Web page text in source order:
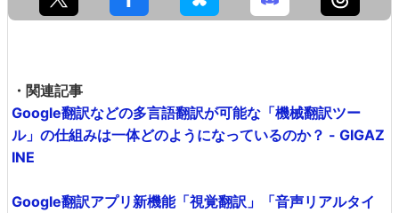
・関連記事
Google翻訳などの多言語翻訳が可能な「機械翻訳ツー
ル」の仕組みは一体どのようになっているのか？ - GIGAZ
INE
Google翻訳アプリ新機能「視覚翻訳」「音声リアルタイ